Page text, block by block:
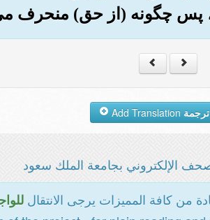
پس چگونه (از حق) منحرف
الإلكتروني بجامعة الملك سعود
من كافة المميزات يرجى الانتقال